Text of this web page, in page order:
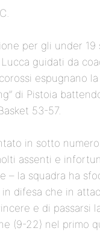
per gli under 19
guidati da
espugnano
di Pistoia
53-57.
in sotto
assenti e
– la squadra ha
in difesa che in
e di passarsi
(9-22) nel primo